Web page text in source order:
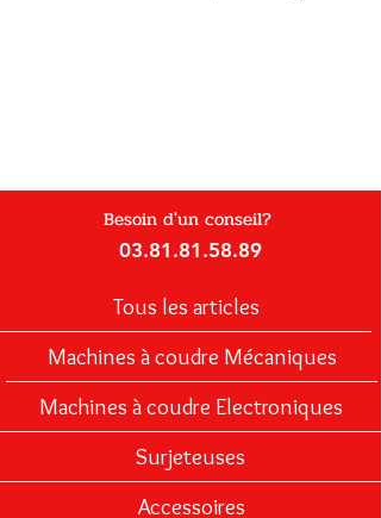
Besoin d'un conseil?
03.81.81.58.89
Tous les articles
Machines à coudre Mécaniques
Machines à coudre Electroniques
Surjeteuses
Accessoires